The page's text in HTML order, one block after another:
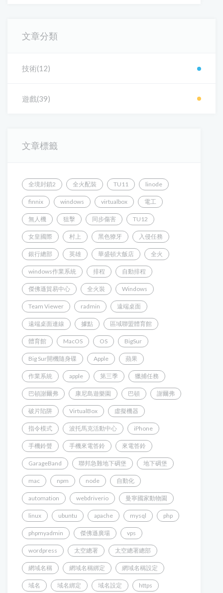
文章分類
技術(12)
遊戲(39)
文章標籤
全境封鎖2 全火配裝 TU11 linode
finnix windows virtualbox 電工
無人機 狙擊 同步傷害 TU12
女皇國際 村上 黑色獠牙 入侵任務
銀行總部 英雄 華盛頓大飯店 全火
windows作業系統 排程 自動排程
傑佛遜貿易中心 全火裝 Windows
Team Viewer radmin 遠端桌面
遠端桌面連線 據點 區域聯盟體育館
體育館 MacOS OS BigSur
Big Sur開機隨身碟 Apple 蘋果
作業系統 apple 第三季 獵捕任務
巴頓謝爾弗 康尼島遊樂園 巴頓 謝爾弗
破片陷阱 VirtualBox 虛擬機器
指令模式 波托馬克活動中心 iPhone
手機鈴聲 手機來電答鈴 來電答鈴
GarageBand 聯邦急難地下碉堡 地下碉堡
mac npm node 自動化
automation webdriverio 曼寧國家動物園
linux ubuntu apache mysql php
phpmyadmin 傑佛遜廣場 vps
wordpress 太空總署 太空總署總部
網域名稱 網域名稱綁定 網域名稱設定
域名 域名綁定 域名設定 https